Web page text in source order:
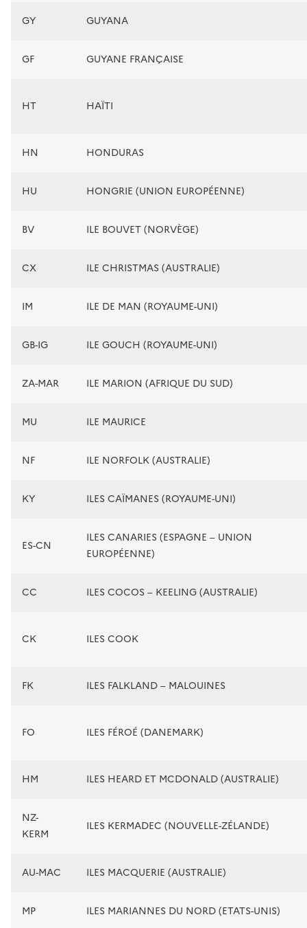
GY GUYANA
GF GUYANE FRANÇAISE
HT HAÏTI
HN HONDURAS
HU HONGRIE (UNION EUROPÉENNE)
BV ILE BOUVET (NORVÈGE)
CX ILE CHRISTMAS (AUSTRALIE)
IM ILE DE MAN (ROYAUME-UNI)
GB-IG ILE GOUCH (ROYAUME-UNI)
ZA-MAR ILE MARION (AFRIQUE DU SUD)
MU ILE MAURICE
NF ILE NORFOLK (AUSTRALIE)
KY ILES CAÏMANES (ROYAUME-UNI)
ES-CN
ILES CANARIES (ESPAGNE – UNION
EUROPÉENNE)
CC ILES COCOS – KEELING (AUSTRALIE)
CK ILES COOK
FK ILES FALKLAND – MALOUINES
FO ILES FÉROÉ (DANEMARK)
HM ILES HEARD ET MCDONALD (AUSTRALIE)
NZ-
KERM
ILES KERMADEC (NOUVELLE-ZÉLANDE)
AU-MAC ILES MACQUERIE (AUSTRALIE)
MP ILES MARIANNES DU NORD (ETATS-UNIS)